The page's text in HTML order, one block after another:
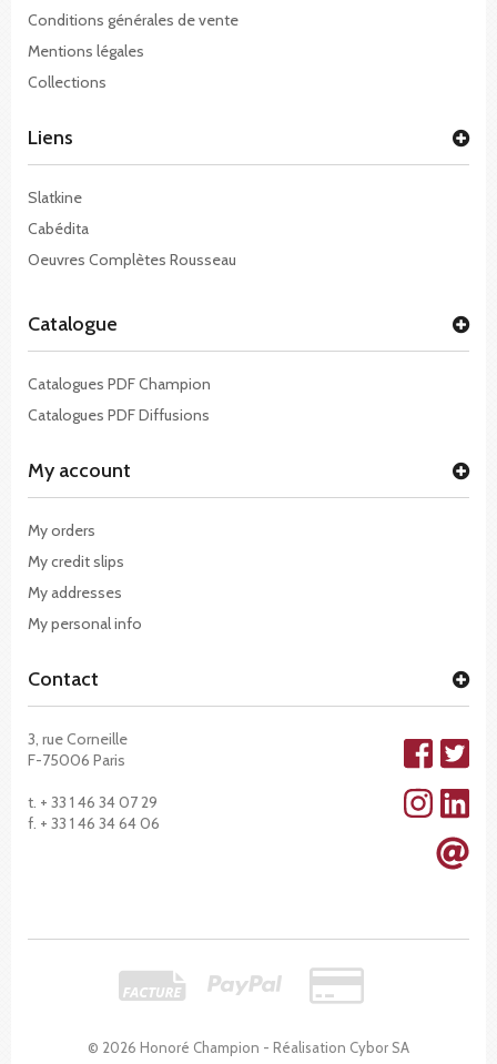
Conditions générales de vente
Mentions légales
Collections
© 2026 Honoré Champion - Réalisation Cybor SA
Liens
Slatkine
Cabédita
Oeuvres Complètes Rousseau
Catalogue
Catalogues PDF Champion
Catalogues PDF Diffusions
My account
My orders
My credit slips
My addresses
My personal info
Contact
3, rue Corneille
F-75006 Paris
t. + 33 1 46 34 07 29
f. + 33 1 46 34 64 06